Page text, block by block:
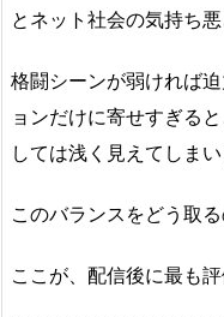
とネット社会の気持ち悪
格闘シーンが弱ければ
ョンだけに寄せすぎる
しては浅く見えてしまい
このバランスをどう取る
ここが、配信後に最も